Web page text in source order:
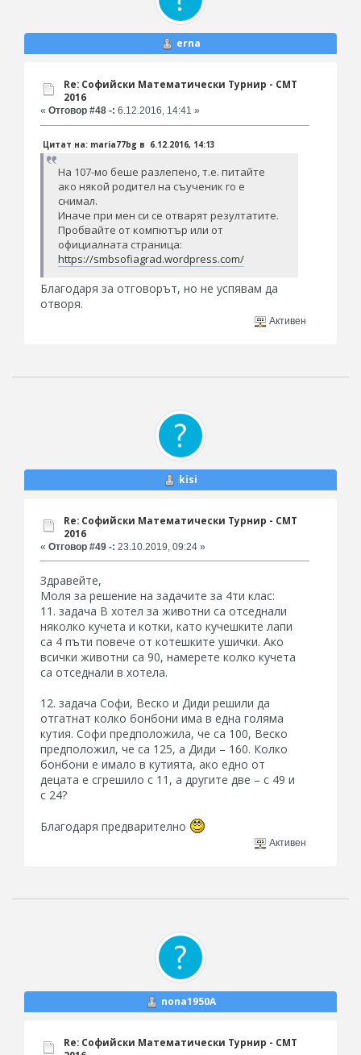
erna
Re: Софийски Математически Турнир - СМТ
2016
« Отговор #48 -: 6.12.2016, 14:41 »
Цитат на: maria77bg в 6.12.2016, 14:13
На 107-мо беше разлепено, т.е. питайте
ако някой родител на съученик го е
снимал.
Иначе при мен си се отварят резултатите.
Пробвайте от компютър или от
официалната страница:
https://smbsofiagrad.wordpress.com/
Благодаря за отговорът, но не успявам да
отворя.
Активен
kisi
Re: Софийски Математически Турнир - СМТ
2016
« Отговор #49 -: 23.10.2019, 09:24 »
Здравейте,
Моля за решение на задачите за 4ти клас:
11. задача В хотел за животни са отседнали
няколко кучета и котки, като кучешките лапи
са 4 пъти повече от котешките ушички. Ако
всички животни са 90, намерете колко кучета
са отседнали в хотела.
12. задача Софи, Веско и Диди решили да
отгатнат колко бонбони има в една голяма
кутия. Софи предположила, че са 100, Веско
предположил, че са 125, а Диди – 160. Колко
бонбони е имало в кутията, ако едно от
децата е сгрешило с 11, а другите две – с 49 и
с 24?
Благодаря предварително
Активен
nona1950A
Re: Софийски Математически Турнир - СМТ